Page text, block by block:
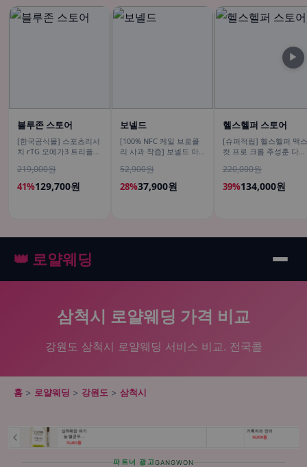
블루존 스토어
[한국공식몰] 스포츠리서
치 rTG 오메가3 트리플
태 180정, 2개
219,000원
41%129,700원
보넬드
[100% NFC 케일 브로콜
리 사과 착즙] 보넬드 아
개
52,900원
28%37,900원
헬스헬퍼 스토어
[슈퍼적립] 헬스헬퍼 맥스
컷 프로 크롬 추성훈 다이
120캡슐, 4개
220,000원
39%134,000원
▶
👑 로얄웨딩
삼척시 로얄웨딩 가격 비교
강원도 삼척시 로얄웨딩 서비스 비교. 전국콜
홈 > 로얄웨딩 > 강원도 > 삼척시
파트너 광고GANGWON